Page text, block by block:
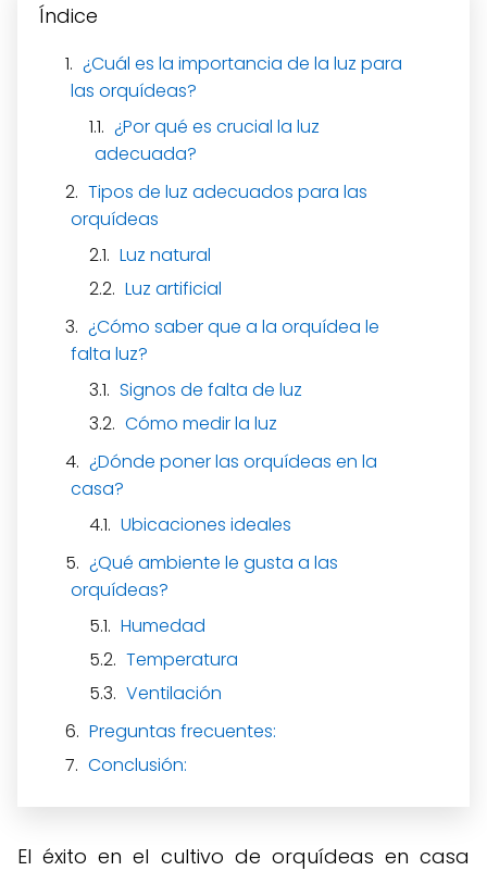
Índice
¿Cuál es la importancia de la luz para
las orquídeas?
¿Por qué es crucial la luz
adecuada?
Tipos de luz adecuados para las
orquídeas
Luz natural
Luz artificial
¿Cómo saber que a la orquídea le
falta luz?
Signos de falta de luz
Cómo medir la luz
¿Dónde poner las orquídeas en la
casa?
Ubicaciones ideales
¿Qué ambiente le gusta a las
orquídeas?
Humedad
Temperatura
Ventilación
Preguntas frecuentes:
Conclusión:
El éxito en el cultivo de orquídeas en casa